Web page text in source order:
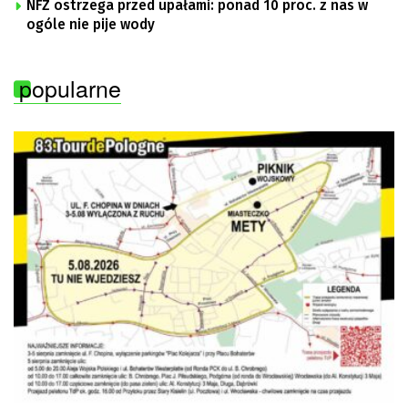
NFZ ostrzega przed upałami: ponad 10 proc. z nas w
ogóle nie pije wody
popularne